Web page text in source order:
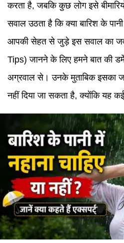
करता है, जबकि कुछ लोग इसे
सवाल उठता है कि क्या बारिश के
आपकी सेहत से जुड़े इस सवाल का
Tips) जानने के लिए हमने बात की
अग्रवाल से। उनके मुताबिक इसका
नहीं दिया जा सकता है, क्योंकि यह